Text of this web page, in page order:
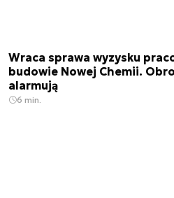
Wraca sprawa wyzysku
budowie Nowej Chemii.
alarmują
6 min.